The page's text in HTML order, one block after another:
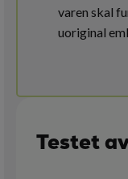
varen skal
uoriginal
Testet